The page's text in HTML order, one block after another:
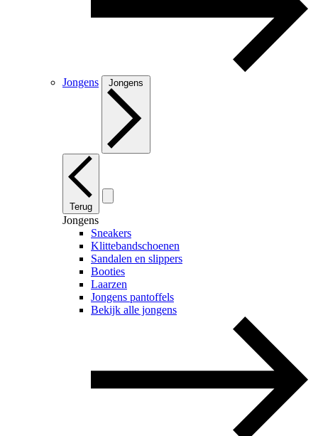
Jongens Jongens
Terug
Jongens
Sneakers
Klittebandschoenen
Sandalen en slippers
Booties
Laarzen
Jongens pantoffels
Bekijk alle jongens